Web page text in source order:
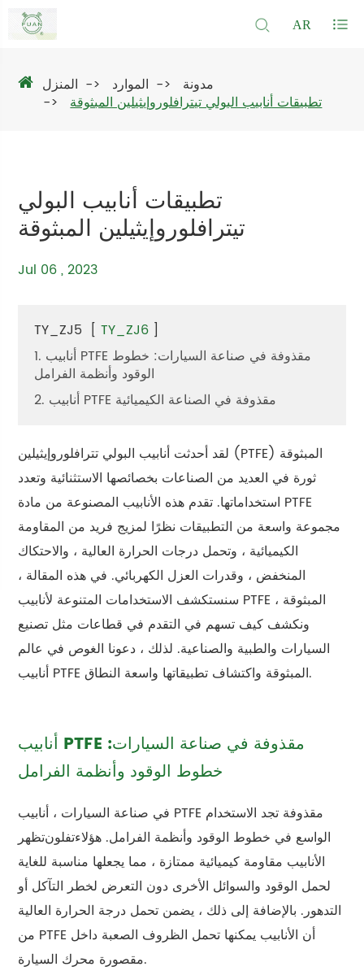
AR
المنزل الموارد
مدونة
تطبيقات أنابيب البولي تيترافلوروإيثيلين المبثوقة
تطبيقات أنابيب البولي
تيترافلوروإيثيلين المبثوقة
Jul 06 , 2023
TY_ZJ5 [ TY_ZJ6 ]
1. أنابيب PTFE مقذوفة في صناعة السيارات: خطوط
الوقود وأنظمة الفرامل
2. أنابيب PTFE مقذوفة في الصناعة الكيميائية
لقد أحدثت أنابيب البولي تترافلوروإيثيلين (PTFE) المبثوقة
ثورة في العديد من الصناعات بخصائصها الاستثنائية وتعدد
استخداماتها. تقدم هذه الأنابيب المصنوعة من مادة PTFE
مجموعة واسعة من التطبيقات نظرًا لمزيج فريد من المقاومة
الكيميائية ، وتحمل درجات الحرارة العالية ، والاحتكاك
المنخفض ، وقدرات العزل الكهربائي. في هذه المقالة ،
سنستكشف الاستخدامات المتنوعة لأنابيب PTFE المبثوقة ،
ونكشف كيف تسهم في التقدم في قطاعات مثل تصنيع
السيارات والطبية والصناعية. لذلك ، دعونا الغوص في عالم
أنابيب PTFE المبثوقة واكتشاف تطبيقاتها واسعة النطاق.
أنابيب PTFE مقذوفة في صناعة السيارات:
خطوط الوقود وأنظمة الفرامل
في صناعة السيارات ، أنابيب PTFE مقذوفة تجد الاستخدام
الواسع في خطوط الوقود وأنظمة الفرامل. هؤلاءتفلونتظهر
الأنابيب مقاومة كيميائية ممتازة ، مما يجعلها مناسبة للغاية
لحمل الوقود والسوائل الأخرى دون التعرض لخطر التآكل أو
التدهور. بالإضافة إلى ذلك ، يضمن تحمل درجة الحرارة العالية
من PTFE أن الأنابيب يمكنها تحمل الظروف الصعبة داخل
مقصورة محرك السيارة.